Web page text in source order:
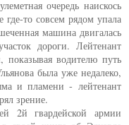
очередь наискось
то совсем рядом упала
машина двигалась
дороги. Лейтенант
водителю путь
была уже недалеко,
и пламени - лейтенант
зрение.
2й гвардейской армии